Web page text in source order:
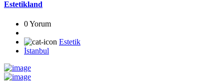
Estetikland
0 Yorum
Estetik
İstanbul